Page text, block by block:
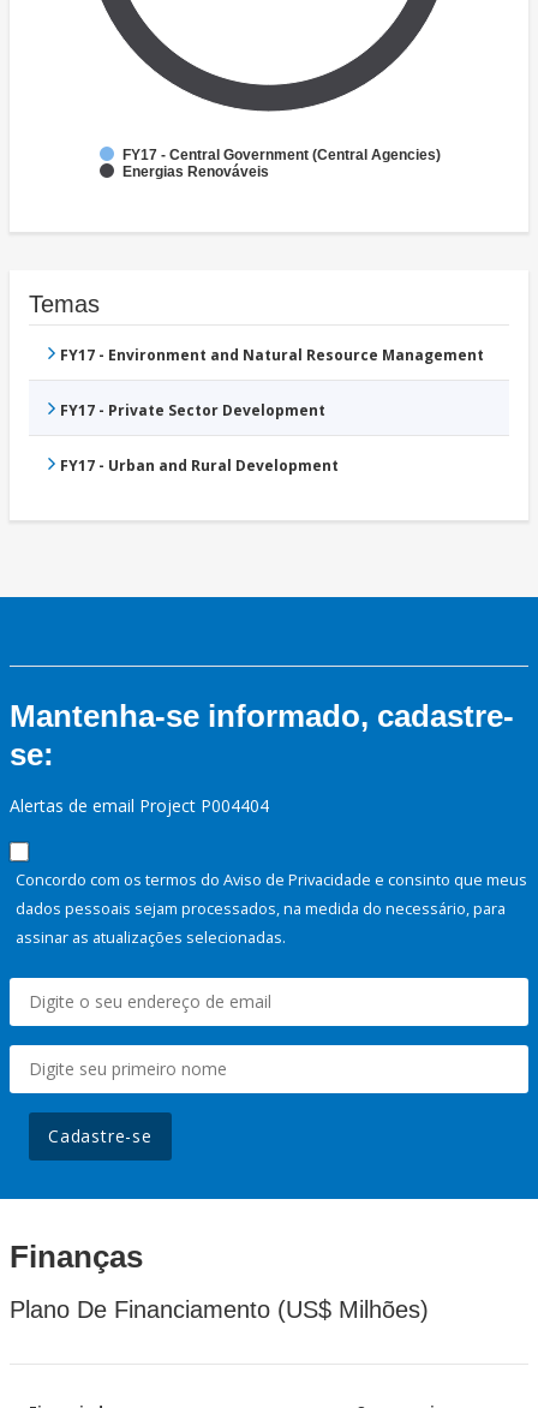
FY17 - Central Government (Central Agencies)
Energias Renováveis
Temas
FY17 - Environment and Natural Resource Management
FY17 - Private Sector Development
FY17 - Urban and Rural Development
Mantenha-se informado, cadastre-
se:
Alertas de email Project P004404
Concordo com os termos do Aviso de Privacidade e consinto que meus
dados pessoais sejam processados, na medida do necessário, para
assinar as atualizações selecionadas.
Cadastre-se
Finanças
Plano De Financiamento (US$ Milhões)